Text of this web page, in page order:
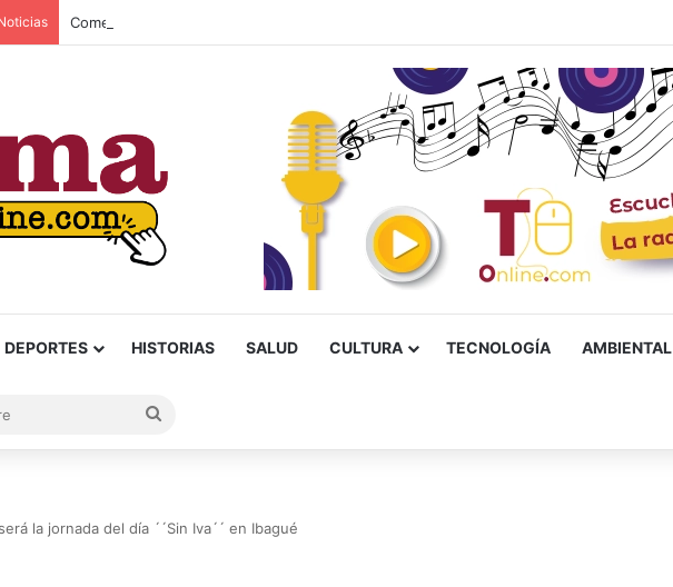
Comenzó la pavimentación de la vía a El Salado tras más de 20 años de espera
DEPORTES HISTORIAS SALUD CULTURA TECNOLOGÍA AMBIENTAL
sobre
la jornada del día ´´Sin Iva´´ en Ibagué